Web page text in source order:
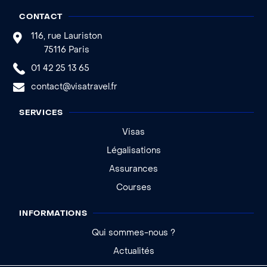
CONTACT
116, rue Lauriston
75116 Paris
01 42 25 13 65
contact@visatravel.fr
SERVICES
Visas
Légalisations
Assurances
Courses
INFORMATIONS
Qui sommes-nous ?
Actualités